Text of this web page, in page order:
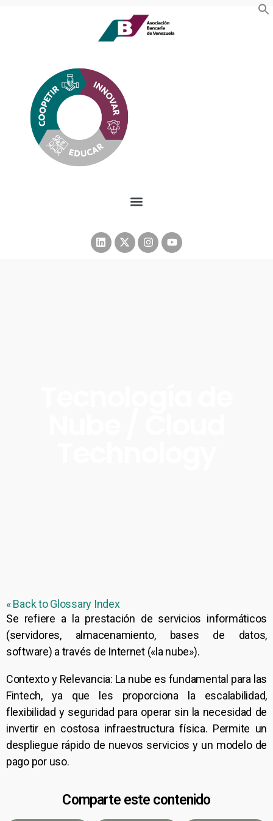
« Back to Glossary Index
Se refiere a la prestación de servicios informáticos
(servidores, almacenamiento, bases de datos,
software) a través de Internet («la nube»).
Contexto y Relevancia: La nube es fundamental para las
Fintech, ya que les proporciona la escalabilidad,
flexibilidad y seguridad para operar sin la necesidad de
invertir en costosa infraestructura física. Permite un
despliegue rápido de nuevos servicios y un modelo de
pago por uso.
Comparte este contenido